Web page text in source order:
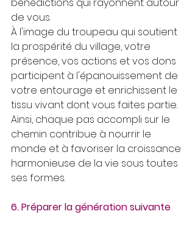
de vous.
À l'image du troupeau qui soutient
la prospérité du village, votre
présence, vos actions et vos dons
participent à l'épanouissement de
votre entourage et enrichissent le
tissu vivant dont vous faites partie.
Ainsi, chaque pas accompli sur le
chemin contribue à nourrir le
monde et à favoriser la croissance
harmonieuse de la vie sous toutes
ses formes.
6. Préparer la génération suivante